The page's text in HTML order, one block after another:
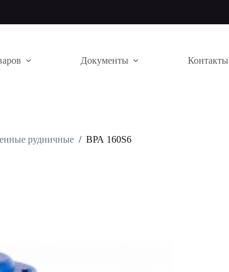
Документы Контакты
рудничные / ВРА 160S6